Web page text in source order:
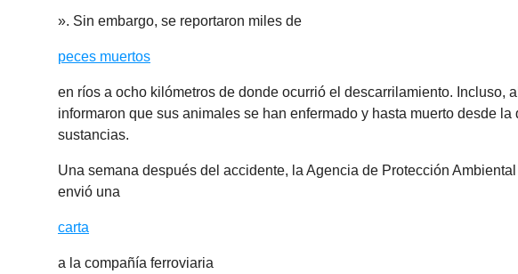
». Sin embargo, se reportaron miles de
peces muertos
en ríos a ocho kilómetros de donde ocurrió el descarrilamiento. Incluso,
informaron que sus animales se han enfermado y hasta muerto desde la
sustancias.
Una semana después del accidente, la Agencia de Protección
envió una
carta
a la compañía ferroviaria